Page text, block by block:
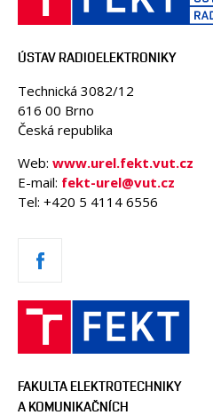
ÚSTAV RADIOELEKTRONIKY
Technická 3082/12
616 00 Brno
Česká republika
Web: www.urel.fekt.vut.cz
E-mail: fekt-urel@vut.cz
Tel: +420 5 4114 6556
FAKULTA ELEKTROTECHNIKY
A KOMUNIKAČNÍCH